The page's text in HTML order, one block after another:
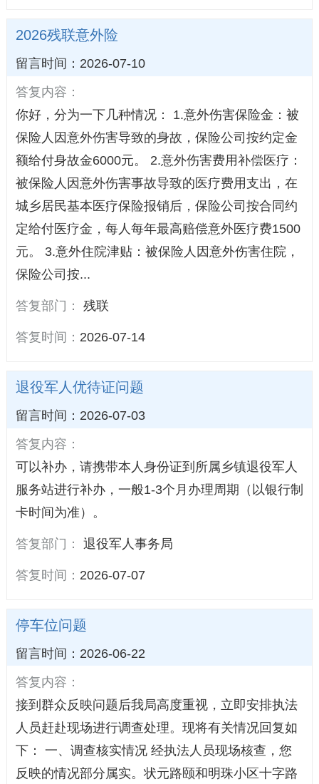
2026残联意外险
留言时间：2026-07-10
答复内容：
你好，分为一下几种情况： 1.意外伤害保险金：被
保险人因意外伤害导致的身故，保险公司按约定金
额给付身故金6000元。 2.意外伤害费用补偿医疗：
被保险人因意外伤害事故导致的医疗费用支出，在
城乡居民基本医疗保险报销后，保险公司按合同约
定给付医疗金，每人每年最高赔偿意外医疗费1500
元。 3.意外住院津贴：被保险人因意外伤害住院，
保险公司按...
答复部门： 残联
答复时间： 2026-07-14
退役军人优待证问题
留言时间：2026-07-03
答复内容：
可以补办，请携带本人身份证到所属乡镇退役军人
服务站进行补办，一般1-3个月办理周期（以银行制
卡时间为准）。
答复部门： 退役军人事务局
答复时间： 2026-07-07
停车位问题
留言时间：2026-06-22
答复内容：
接到群众反映问题后我局高度重视，立即安排执法
人员赶赴现场进行调查处理。现将有关情况回复如
下： 一、调查核实情况 经执法人员现场核查，您
反映的情况部分属实。状元路颐和明珠小区十字路